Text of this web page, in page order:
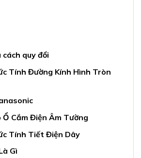
cách quy đổi
Tính Đường Kính Hình Tròn
Ổ Cắm Điện Âm Tường
Tính Tiết Điện Dây
Gì